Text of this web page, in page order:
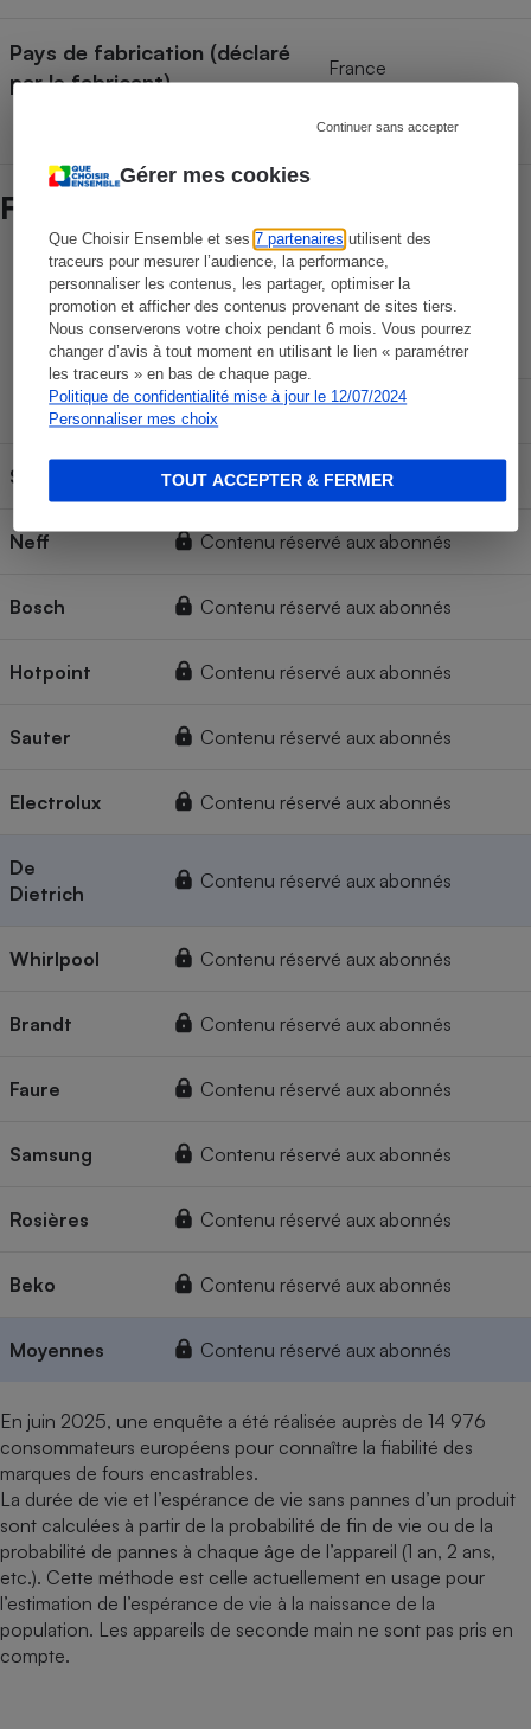
Gérer mes cookies
Que Choisir Ensemble et ses7 partenaires utilisent des
traceurs pour mesurer l’audience, la performance,
personnaliser les contenus, les partager, optimiser la
promotion et afficher des contenus provenant de sites tiers.
Nous conserverons votre choix pendant 6 mois. Vous pourrez
changer d’avis à tout moment en utilisant le lien « paramétrer
les traceurs » en bas de chaque page.
Politique de confidentialité mise à jour le 12/07/2024
Personnaliser mes choix
Continuer sans accepter
TOUT ACCEPTER & FERMER
Pays de fabrication (déclaré
par le fabricant)
France
Fiabilité des marques
Durée de vie des marques
Espérance
d'utilisation
Sans panne
Mineure Majeure
Siemens Contenu réservé aux abonnés
Neff Contenu réservé aux abonnés
Bosch Contenu réservé aux abonnés
Hotpoint Contenu réservé aux abonnés
Sauter Contenu réservé aux abonnés
Electrolux Contenu réservé aux abonnés
De
Dietrich
Contenu réservé aux abonnés
Whirlpool Contenu réservé aux abonnés
Brandt Contenu réservé aux abonnés
Faure Contenu réservé aux abonnés
Samsung Contenu réservé aux abonnés
Rosières Contenu réservé aux abonnés
Beko Contenu réservé aux abonnés
Moyennes Contenu réservé aux abonnés
En juin 2025, une enquête a été réalisée auprès de 14 976
consommateurs européens pour connaître la fiabilité des
marques de fours encastrables.
La durée de vie et l’espérance de vie sans pannes d’un produit
sont calculées à partir de la probabilité de fin de vie ou de la
probabilité de pannes à chaque âge de l’appareil (1 an, 2 ans,
etc.). Cette méthode est celle actuellement en usage pour
l’estimation de l’espérance de vie à la naissance de la
population. Les appareils de seconde main ne sont pas pris en
compte.